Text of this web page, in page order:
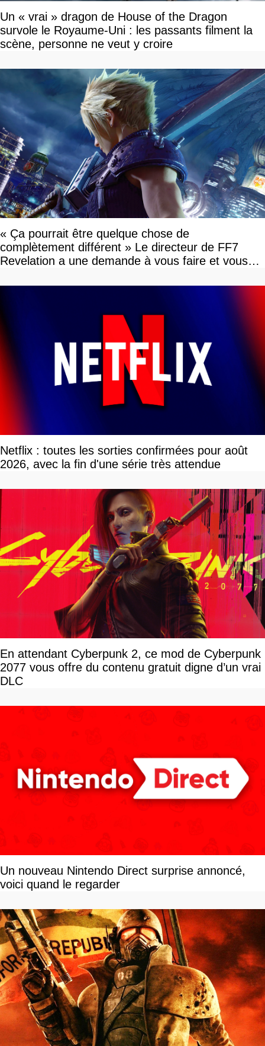
Un « vrai » dragon de House of the Dragon
survole le Royaume-Uni : les passants filment la
scène, personne ne veut y croire
« Ça pourrait être quelque chose de
complètement différent » Le directeur de FF7
Revelation a une demande à vous faire et vous
Netflix : toutes les sorties confirmées pour août
2026, avec la fin d'une série très attendue
En attendant Cyberpunk 2, ce mod de Cyberpunk
2077 vous offre du contenu gratuit digne d’un vrai
DLC
Un nouveau Nintendo Direct surprise annoncé,
voici quand le regarder